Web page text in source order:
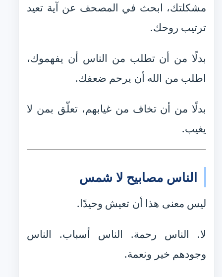
مشكلتك، ابحث في المصحف عن آية تعيد
ترتيب روحك.
بدلًا من أن تطلب من الناس أن يفهموك،
اطلب من الله أن يرحم ضعفك.
بدلًا من أن تخاف من غيابهم، تعلّق بمن لا
يغيب.
الناس مصابيح لا شمس
ليس معنى هذا أن تعيش وحيدًا.
لا. الناس رحمة. الناس أسباب. الناس
وجودهم خير ونعمة.